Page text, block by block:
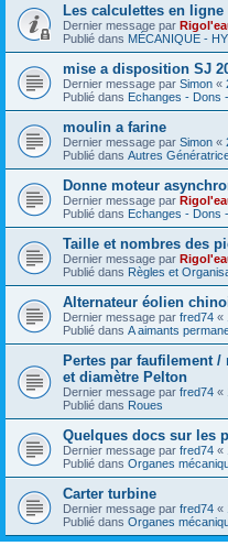
Les calculettes en ligne
Dernier message par
Publié dans MÉCANIQUE -
mise a disposition SJ
Dernier message par Simon «
Publié dans Echanges - Dons
moulin a farine
Dernier message par Simon «
Publié dans Autres
Donne moteur
Dernier message par
Publié dans Echanges - Dons
Taille et nombres des
Dernier message par
Publié dans Règles et
Alternateur éolien
Dernier message par fred74 «
Publié dans A aimants
Pertes par faufilement
et diamètre Pelton
Dernier message par fred74 «
Publié dans Roues
Quelques docs sur les
Dernier message par fred74 «
Publié dans Organes
Carter turbine
Dernier message par fred74 «
Publié dans Organes